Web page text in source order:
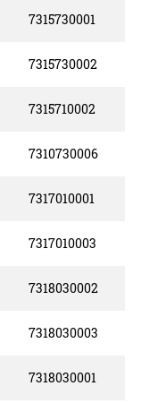
7315730001
7315730002
7315710002
7310730006
7317010001
7317010003
7318030002
7318030003
7318030001